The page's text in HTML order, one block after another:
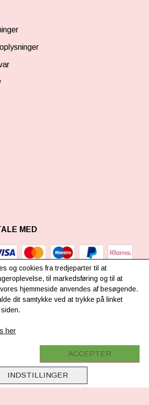
MED
VORES
og cookies fra tredjeparter til at
til markedsføring og til at
hjemmeside anvendes af besøgende.
dit samtykke ved at trykke på linket
her
INDSTILLINGER
ACCEPTER